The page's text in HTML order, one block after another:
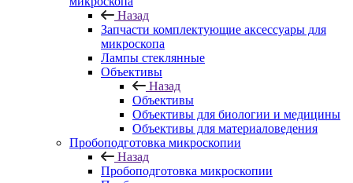
Назад
Запчасти комплектующие аксессуары для
микроскопа
Лампы стеклянные
Объективы
Назад
Объективы
Объективы для биологии и медицины
Объективы для материаловедения
Пробоподготовка микроскопии
Назад
Пробоподготовка микроскопии